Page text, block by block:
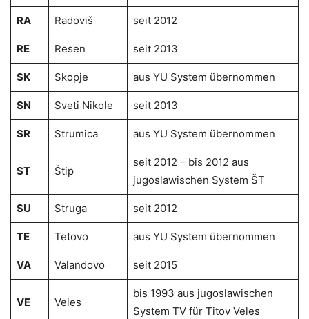
RA Radoviš seit 2012
RE Resen seit 2013
SK Skopje aus YU System übernommen
SN Sveti Nikole seit 2013
SR Strumica aus YU System übernommen
ST Štip
seit 2012 – bis 2012 aus
jugoslawischen System ŠT
SU Struga seit 2012
TE Tetovo aus YU System übernommen
VA Valandovo seit 2015
VE Veles
bis 1993 aus jugoslawischen
System TV für Titov Veles